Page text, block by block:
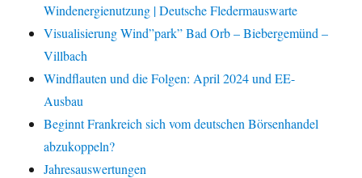
Windenergienutzung | Deutsche Fledermauswarte
Visualisierung Wind”park” Bad Orb – Biebergemünd –
Villbach
Windflauten und die Folgen: April 2024 und EE-
Ausbau
Beginnt Frankreich sich vom deutschen Börsenhandel
abzukoppeln?
Jahresauswertungen